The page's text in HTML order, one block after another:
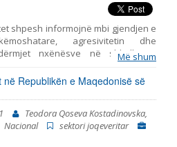
shpesh informojnë mbi gjendjen e
agresivitetin dhe
nxënësve në shkollat e
hulumtime empirike për lidhjen
qëndrimeve të këtilla dhe burimeve
mbi formimin e tyre. Në
të fundit: pandemija, izolimi
online, eventet e këtille nuk
offline, që tregon se roli i
procesin, paraqet faktor të cilit
Më shum
në Republikën e Maqedonisë së
Teodora Qoseva Kostadinovska,
Nacional
sektori joqeveritar